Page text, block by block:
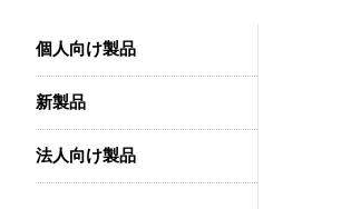
個人向け製品
新製品
法人向け製品